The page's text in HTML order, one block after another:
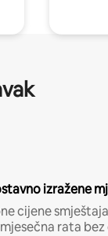
izražene
cijene
rata